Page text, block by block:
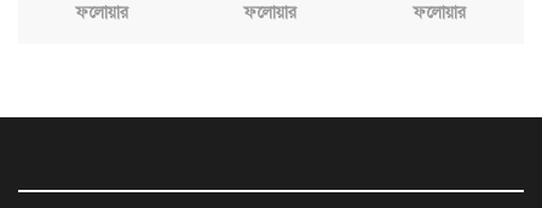
ফলোয়ার ফলোয়ার ফলোয়ার